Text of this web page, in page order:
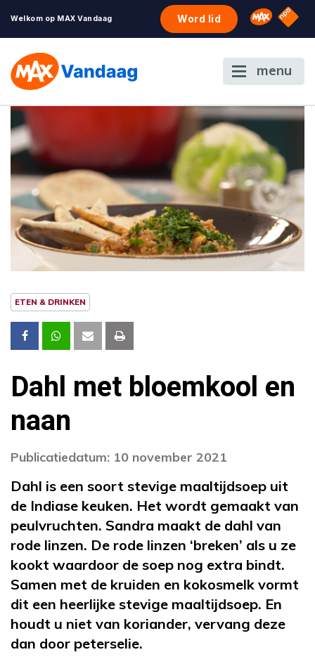
Welkom op MAX Vandaag Word lid Omroep
NPO
menu
ETEN & DRINKEN
Dahl met bloemkool en
naan
Publicatiedatum: 10 november 2021
Dahl is een soort stevige maaltijdsoep uit
de Indiase keuken. Het wordt gemaakt van
peulvruchten. Sandra maakt de dahl van
rode linzen. De rode linzen ‘breken’ als u ze
kookt waardoor de soep nog extra bindt.
Samen met de kruiden en kokosmelk vormt
dit een heerlijke stevige maaltijdsoep. En
houdt u niet van koriander, vervang deze
dan door peterselie.